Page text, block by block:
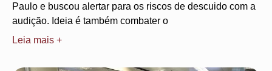
Paulo e buscou alertar para os riscos de descuido com a
audição. Ideia é também combater o
Leia mais +